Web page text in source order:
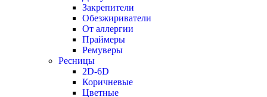
Закрепители
Обезжириватели
От аллергии
Праймеры
Ремуверы
Ресницы
2D-6D
Коричневые
Цветные